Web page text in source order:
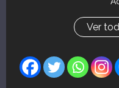
Ver